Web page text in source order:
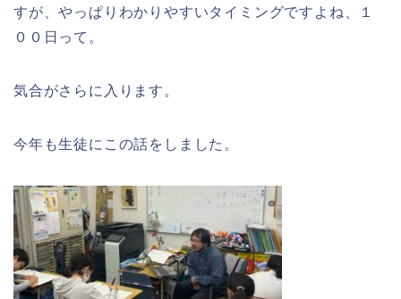
すが、やっぱりわかりやすいタイミングですよね、１
００日って。
気合がさらに入ります。
今年も生徒にこの話をしました。